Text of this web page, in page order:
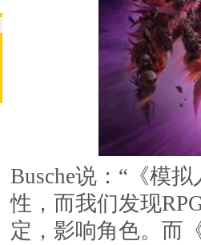
Busche说：“《模
性，而我们发现
定，影响角色。而